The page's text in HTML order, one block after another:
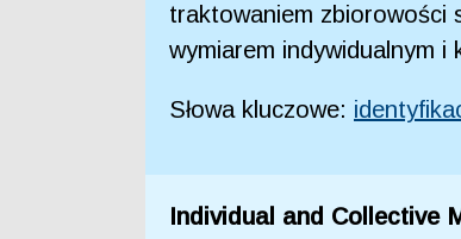
traktowaniem zbiorowości
wymiarem indywidualnym
Słowa kluczowe:
Individual and Collective